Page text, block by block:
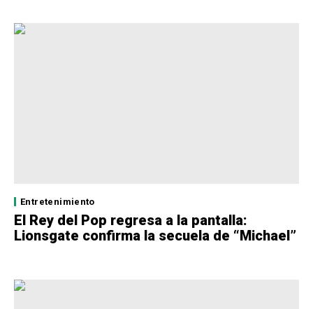
Entretenimiento
El Rey del Pop regresa a la pantalla:
Lionsgate confirma la secuela de “Michael”